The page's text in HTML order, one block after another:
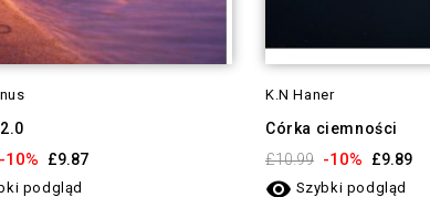
-10% £9.87
podgląd
K.N Haner
Córka ciemności
£10.99 -10% £9.89
 Szybki podgląd